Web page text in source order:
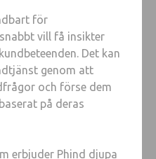
för
vill få insikter
Det kan
genom att
och förse dem
på deras
erbjuder Phind djupa